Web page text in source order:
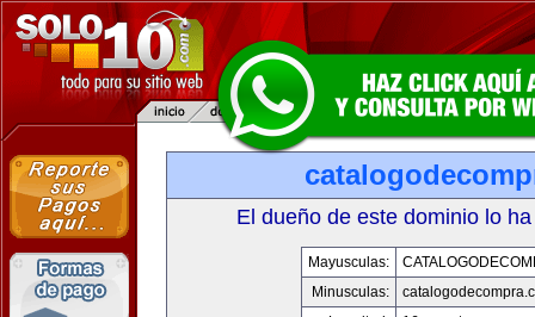
El dueño de este dominio lo
Mayusculas:
Minusculas: